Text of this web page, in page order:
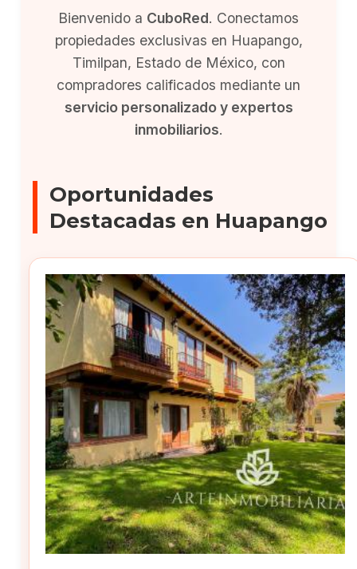
Bienvenido a CuboRed. Conectamos
propiedades exclusivas en Huapango,
Timilpan, Estado de México, con
compradores calificados mediante un
servicio personalizado y expertos
inmobiliarios.
Oportunidades
Destacadas en Huapango